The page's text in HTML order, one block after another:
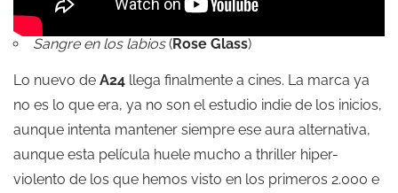
Sangre en los labios(Rose Glass)
Lo nuevo de A24 llega finalmente a cines. La marca ya
no es lo que era, ya no son el estudio indie de los inicios,
aunque intenta mantener siempre ese aura alternativa,
aunque esta película huele mucho a thriller hiper-
violento de los que hemos visto en los primeros 2.000 e